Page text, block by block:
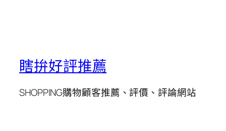
瞎拚好評推薦
SHOPPING購物顧客推薦、評價、評論網站